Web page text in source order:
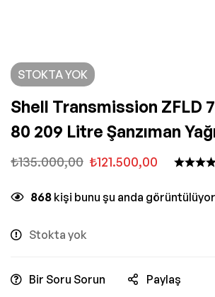
STOKTA YOK
Shell Transmission ZFLD
80 209 Litre Şanzıman
₺135.000,00 ₺121.500,00
868 kişi bunu şu anda görüntülüyor
Stokta yok
Bir Soru Sorun Paylaş